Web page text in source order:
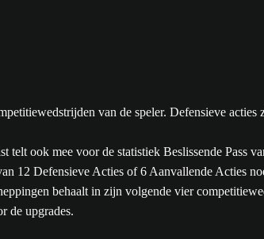
van de speler. Defensieve
ook mee voor de statistiek Beslissende Pass
12 Defensieve Acties of 6 Aanvallende Acties
behaalt in zijn volgende vier
de upgrades.